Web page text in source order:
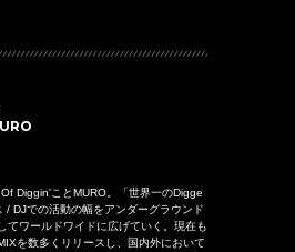
Diggin'ことMURO。「世界一のDigge
/ DJでの活動の幅をアンダーグラウンド
てワールドワイドに広げていく。現在も
を数多くリリースし、国内外において